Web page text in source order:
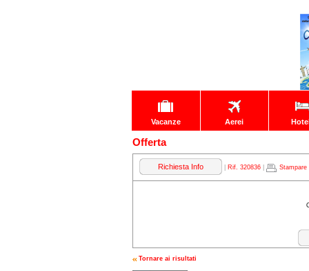
Vacanze Aerei
Offerta
Richiesta Info Rif. 320836| Stampare
Tornare ai risultati